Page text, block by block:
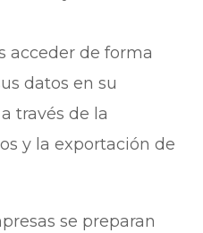
acceder de forma
datos en su
través de la
y la exportación de
se preparan